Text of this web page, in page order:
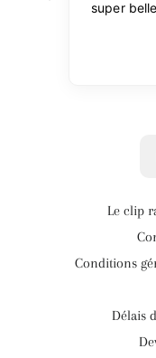
Le clip
Conditions
Délais